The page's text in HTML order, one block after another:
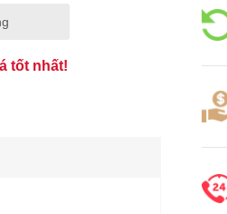
tốt nhất!